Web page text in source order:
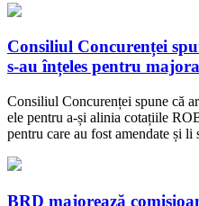
Consiliul Concurenței
s-au înțeles pentru
Consiliul Concurenței spune că
ele pentru a-și alinia cotațiile
pentru care au fost amendate și li
BRD majorează